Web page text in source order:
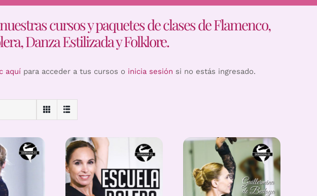
cursos y paquetes de clases de Flamenco,
Danza Estilizada y Folklore.
aquí para acceder a tus cursos o inicia sesión si no estás ingresado.